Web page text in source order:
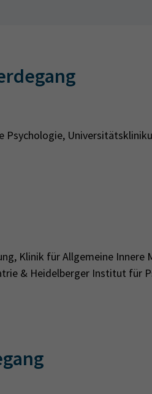
Klinik für Allgemeine Innere
& Heidelberger Institut für